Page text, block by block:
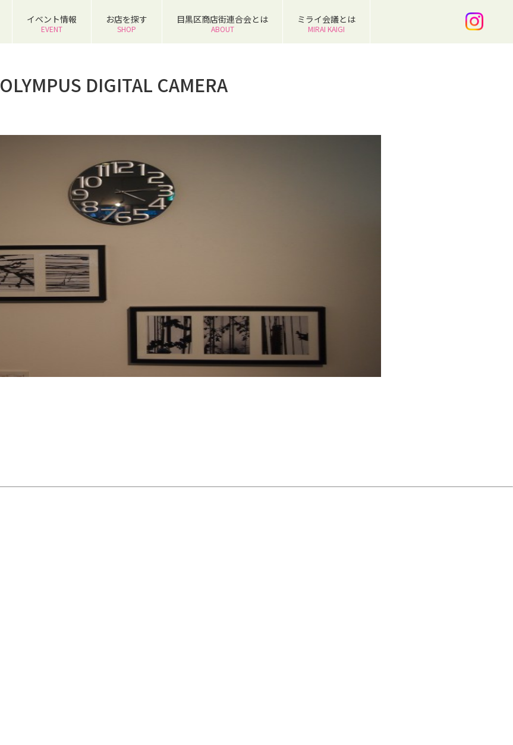
イベント情報
EVENT
お店を探す
SHOP
目黒区商店街連合会とは
ABOUT
ミライ会議とは
MIRAI KAIGI
OLYMPUS DIGITAL CAMERA